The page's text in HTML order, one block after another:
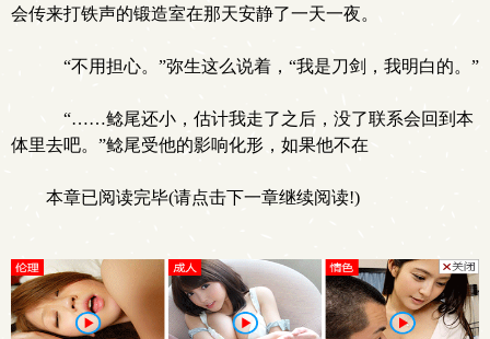
会传来打铁声的锻造室在那天安静了一天一夜。
“不用担心。”弥生这么说着，“我是刀剑，我明白的。”
“……鲶尾还小，估计我走了之后，没了联系会回到本
体里去吧。”鲶尾受他的影响化形，如果他不在
本章已阅读完毕(请点击下一章继续阅读!)